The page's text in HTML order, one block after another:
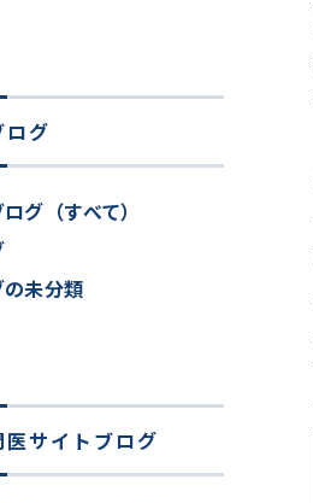
ログ
グ（すべて）
未分類
サイトブログ